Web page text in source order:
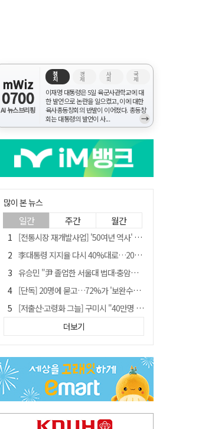
mWiz
0700
AI 뉴스브리핑
정
치
경
제
사
회
국
제
이재명 대통령은 5일 육군사관학교에 대
한 발언으로 논란을 일으켰고, 이에 대한
육사총동창회의 반발이 이어졌다. 총동창
회는 대통령의 발언이 사...
→
많이 본 뉴스
일간 주간 월간
[전통시장 재개발사업] '50여년 역사' 수성시장 자리에 25층 주상복합 들어선다
李대통령 지지율 다시 40%대로…20대는 18.8%p 급락
유승민 "尹 졸업한 서울대 법대·충암고도 없애야"…李 육사 통합 직격
[단독] 20명에 묻고…72%가 '보완수사권 폐지'?
[저출산·고령화 그늘] 구미시 "40만명 사수" 고령군 "3만명대 회복"
[전통시장 재개발사업] 신천시장 재개발, 준공 후에도 소송전
안동-사가에, "50년 우정 넘어 미래 50년 함께 연다"
[인사]경상북도
"김용민, 흑백논리로 세상 보는 듯" 검찰 내부서 지탄
더보기